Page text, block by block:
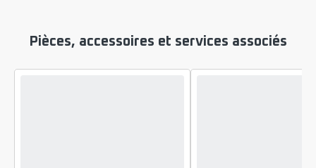
Pièces, accessoires et services associés